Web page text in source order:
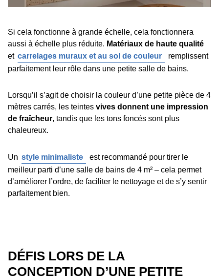
Si cela fonctionne à grande échelle, cela fonctionnera
aussi à échelle plus réduite. Matériaux de haute qualité
et carrelages muraux et au sol de couleur
remplissent
parfaitement leur rôle dans une petite salle de bains.
Lorsqu’il s’agit de choisir la couleur d’une petite pièce de 4
mètres carrés, les teintes vives donnent une impression
de fraîcheur, tandis que les tons foncés sont plus
chaleureux.
Un style minimaliste
est recommandé pour tirer le
meilleur parti d’une salle de bains de 4 m² – cela permet
d’améliorer l’ordre, de faciliter le nettoyage et de s’y sentir
parfaitement bien.
DÉFIS LORS DE LA
CONCEPTION D’UNE PETITE